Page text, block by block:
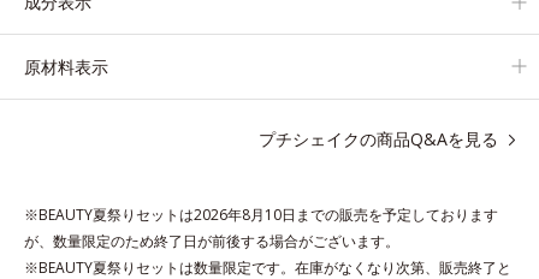
* ビタミンA、B1、B2、B6、B12、C、D、E、ナイアシン、パ
各商品の詳しい情報は商品ページをご覧ください。
原材料表示
プチシェイクの商品Q&Aを見る
※BEAUTY夏祭りセットは2026年8月10日までの販売を予定しております
が、数量限定のため終了日が前後する場合がございます。
※BEAUTY夏祭りセットは数量限定です。在庫がなくなり次第、販売終了と